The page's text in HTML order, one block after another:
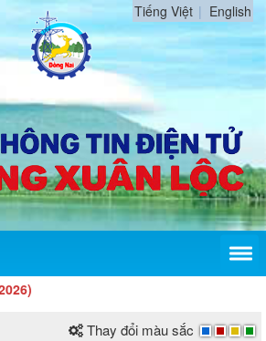
Tiếng Việt English
Thay đổi màu sắc